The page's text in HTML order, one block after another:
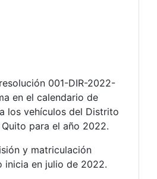
001-DIR-2022-
en el calendario de
los vehículos del Distrito
para el año 2022.
y matriculación
inicia en julio de 2022.